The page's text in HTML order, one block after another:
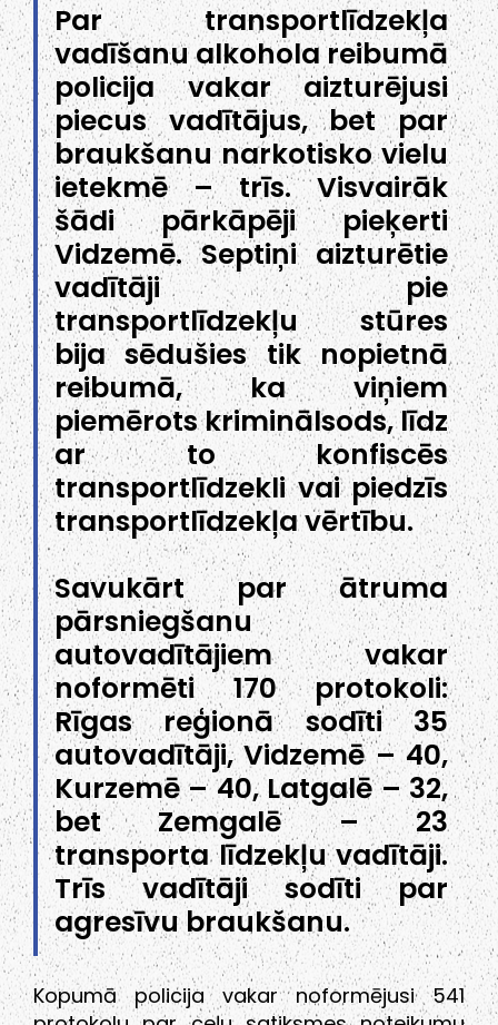
Par transportlīdzekļa
vadīšanu alkohola reibumā
policija vakar aizturējusi
piecus vadītājus, bet par
braukšanu narkotisko vielu
ietekmē – trīs. Visvairāk
šādi pārkāpēji pieķerti
Vidzemē. Septiņi aizturētie
vadītāji pie
transportlīdzekļu stūres
bija sēdušies tik nopietnā
reibumā, ka viņiem
piemērots kriminālsods, līdz
ar to konfiscēs
transportlīdzekli vai piedzīs
transportlīdzekļa vērtību.
Savukārt par ātruma
pārsniegšanu
autovadītājiem vakar
noformēti 170 protokoli:
Rīgas reģionā sodīti 35
autovadītāji, Vidzemē – 40,
Kurzemē – 40, Latgalē – 32,
bet Zemgalē – 23
transporta līdzekļu vadītāji.
Trīs vadītāji sodīti par
agresīvu braukšanu.
Kopumā policija vakar noformējusi 541